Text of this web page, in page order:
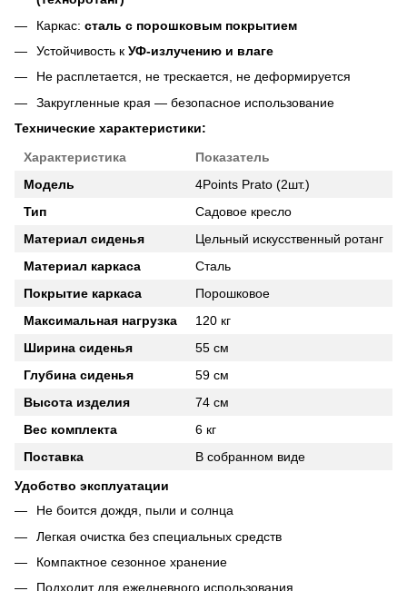
Каркас: сталь с порошковым покрытием
Устойчивость к УФ-излучению и влаге
Не расплетается, не трескается, не деформируется
Закругленные края — безопасное использование
Технические характеристики:
Характеристика
Показатель
Модель
4Points Prato (2шт.)
Тип
Садовое кресло
Материал сиденья
Цельный искусственный ротанг
Материал каркаса
Сталь
Покрытие каркаса
Порошковое
Максимальная нагрузка
120 кг
Ширина сиденья
55 см
Глубина сиденья
59 см
Высота изделия
74 см
Вес комплекта
6 кг
Поставка
В собранном виде
Удобство эксплуатации
Не боится дождя, пыли и солнца
Легкая очистка без специальных средств
Компактное сезонное хранение
Подходит для ежедневного использования